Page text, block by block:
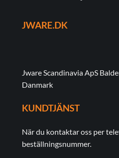
JWARE.DK
Jware Scandinavia ApS
Danmark
KUNDTJÄNST
När du kontaktar oss per
beställningsnummer.